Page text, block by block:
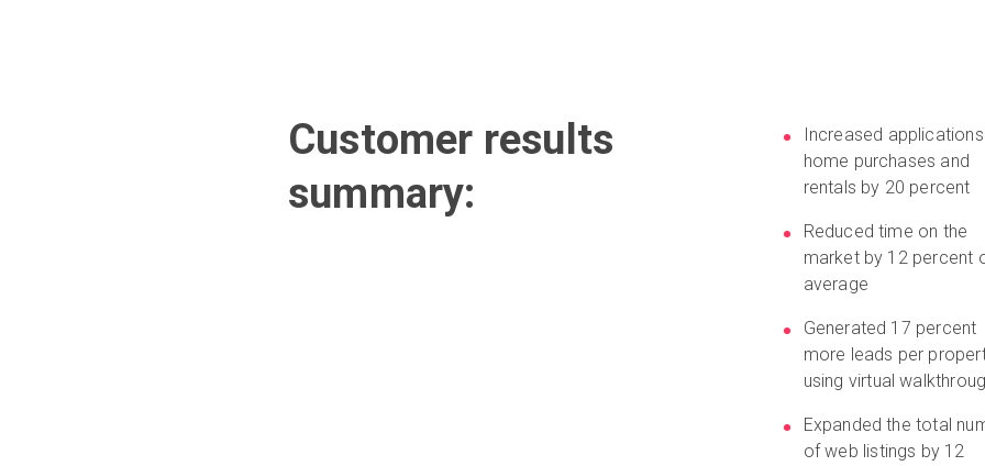
Customer results
summary:
Increased
home purchases and
rentals by 20 percent
Reduced time on the
market by 12 percent
average
Generated 17 percent
more leads per
using virtual
Expanded the total
of web listings by 12